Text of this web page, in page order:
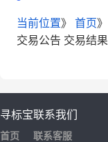
当前位置》 首页》
交易公告 交易结果
寻标宝
首页
联系我们
联系客服